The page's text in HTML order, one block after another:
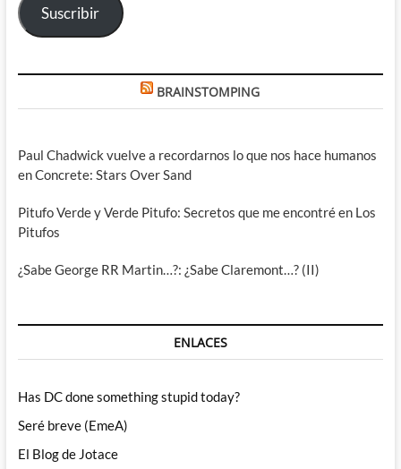
Suscribir
BRAINSTOMPING
Paul Chadwick vuelve a recordarnos lo que nos hace humanos
en Concrete: Stars Over Sand
Pitufo Verde y Verde Pitufo: Secretos que me encontré en Los
Pitufos
¿Sabe George RR Martin…?: ¿Sabe Claremont…? (II)
ENLACES
Has DC done something stupid today?
Seré breve (EmeA)
El Blog de Jotace